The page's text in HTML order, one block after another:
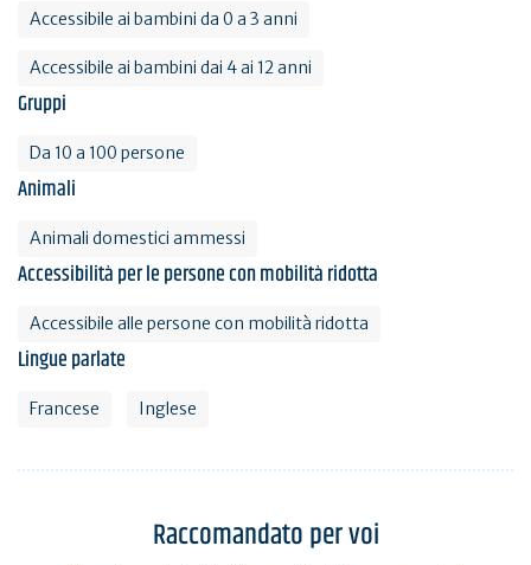
Accessibile ai bambini da 0 a 3 anni
Accessibile ai bambini dai 4 ai 12 anni
Gruppi
Da 10 a 100 persone
Animali
Animali domestici ammessi
Accessibilità per le persone con mobilità ridotta
Accessibile alle persone con mobilità ridotta
Lingue parlate
Francese Inglese
Raccomandato per voi